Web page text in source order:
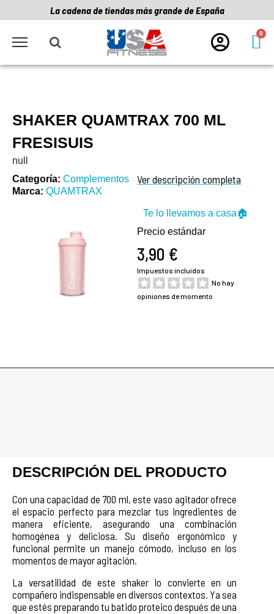
La cadena de tiendas más grande de España
SHAKER QUAMTRAX 700 ML
FRESISUIS
null
Categoría Complementos
Marca QUAMTRAX
Ver descripción completa
Te lo llevamos a casa🏠
Precio estándar
3,90 €
Impuestos incluidos
No hay
opiniones de momento
DESCRIPCIÓN DEL PRODUCTO
Con una capacidad de 700 ml, este vaso agitador ofrece
el espacio perfecto para mezclar tus ingredientes de
manera eficiente, asegurando una combinación
homogénea y deliciosa. Su diseño ergonómico y
funcional permite un manejo cómodo, incluso en los
momentos de mayor agitación.
La versatilidad de este shaker lo convierte en un
compañero indispensable en diversos contextos. Ya sea
que estés preparando tu batido proteico después de una